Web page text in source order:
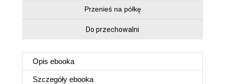
Przenieś na półkę
Do przechowalni
Opis ebooka
Szczegóły ebooka